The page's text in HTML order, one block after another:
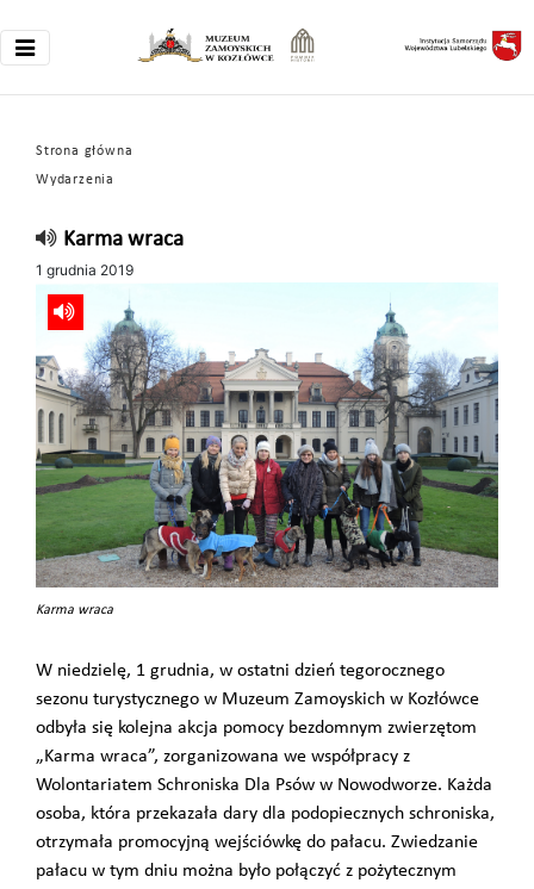
Strona główna
Wydarzenia
Karma wraca
1 grudnia 2019
Karma wraca
W niedzielę, 1 grudnia, w ostatni dzień tegorocznego
sezonu turystycznego w Muzeum Zamoyskich w Kozłówce
odbyła się kolejna akcja pomocy bezdomnym zwierzętom
„Karma wraca”, zorganizowana we współpracy z
Wolontariatem Schroniska Dla Psów w Nowodworze. Każda
osoba, która przekazała dary dla podopiecznych schroniska,
otrzymała promocyjną wejściówkę do pałacu. Zwiedzanie
pałacu w tym dniu można było połączyć z pożytecznym